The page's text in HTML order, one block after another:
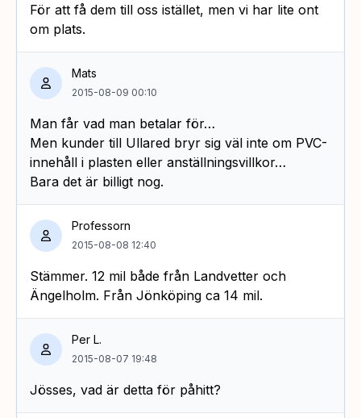
För att få dem till oss istället, men vi har lite ont
om plats.
Mats
2015-08-09 00:10
Man får vad man betalar för…
Men kunder till Ullared bryr sig väl inte om PVC-
innehåll i plasten eller anställningsvillkor…
Bara det är billigt nog.
Professorn
2015-08-08 12:40
Stämmer. 12 mil både från Landvetter och
Ängelholm. Från Jönköping ca 14 mil.
Per L.
2015-08-07 19:48
Jösses, vad är detta för påhitt?